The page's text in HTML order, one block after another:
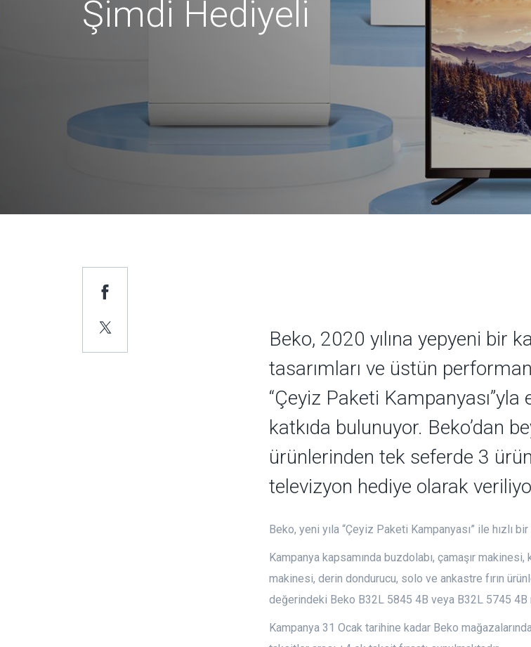
Şimdi Hediyeli
Beko, 2020 yılına yepyeni bir
tasarımları ve üstün
“Çeyiz Paketi
katkıda bulunuyor. Beko’dan
ürünlerinden tek seferde 3
televizyon hediye olarak
Beko, yeni yıla “Çeyiz Paketi Kampanyası” ile hızlı
Kampanya kapsamında buzdolabı, çamaşır
makinesi, derin dondurucu, solo ve ankastre fırın
değerindeki Beko B32L 5845 4B veya B32L 5745
Kampanya 31 Ocak tarihine kadar Beko